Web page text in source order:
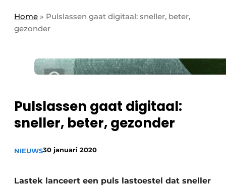
Eigen content aanleveren
Evenement aanmelden
Meest gelezen
Podcasts
Privacy / Cookie statement
Vacatures
Home » Pulslassen gaat digitaal: sneller, beter,
gezonder
Pulslassen gaat digitaal:
sneller, beter, gezonder
NIEUWS30 januari 2020
Lastek lanceert een puls lastoestel dat sneller